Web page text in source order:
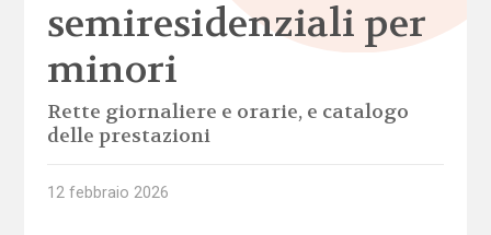
semiresidenziali per
minori
Rette giornaliere e orarie, e catalogo
delle prestazioni
12 febbraio 2026